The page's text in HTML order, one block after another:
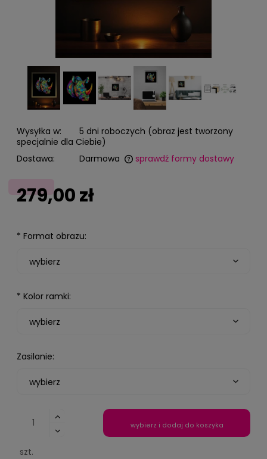
Wysyłka w:
5 dni roboczych (obraz jest tworzony
specjalnie dla Ciebie)
Dostawa:
Darmowa sprawdź formy dostawy
279,00 zł
* Format obrazu:
* Kolor ramki:
Zasilanie:
szt.
wybierz i dodaj do koszyka